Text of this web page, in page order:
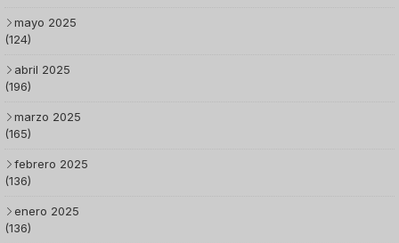
mayo 2025
(124)
abril 2025
(196)
marzo 2025
(165)
febrero 2025
(136)
enero 2025
(136)